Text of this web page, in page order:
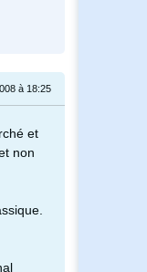
à 18:25
et
non